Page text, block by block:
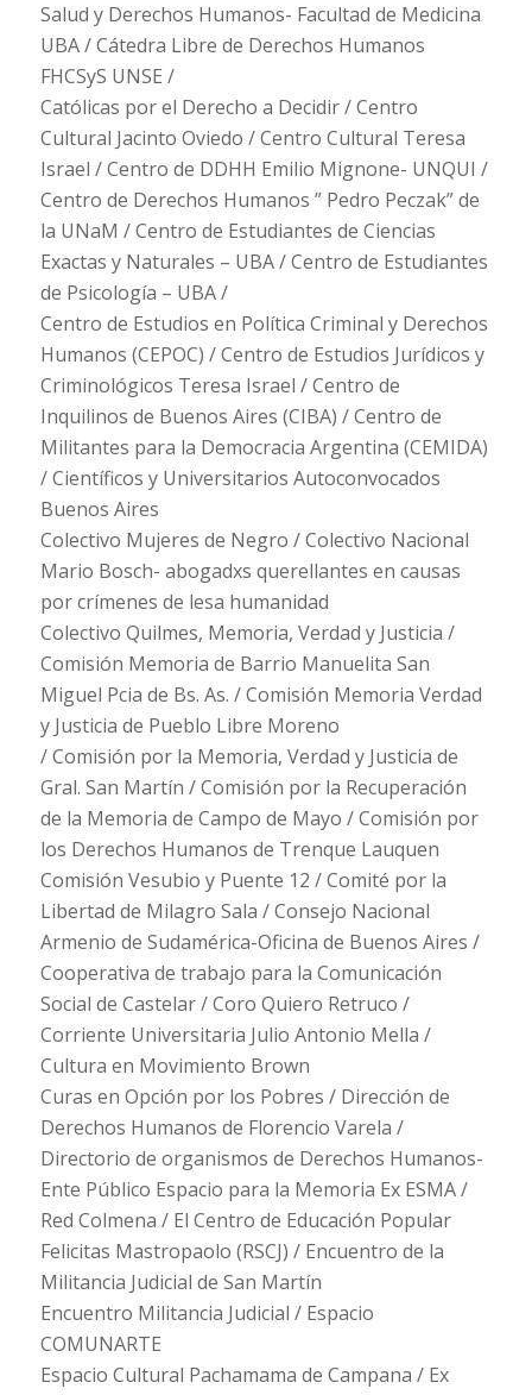
Salud y Derechos Humanos- Facultad de Medicina
UBA / Cátedra Libre de Derechos Humanos
FHCSyS UNSE /
Católicas por el Derecho a Decidir / Centro
Cultural Jacinto Oviedo / Centro Cultural Teresa
Israel / Centro de DDHH Emilio Mignone- UNQUI /
Centro de Derechos Humanos ” Pedro Peczak” de
la UNaM / Centro de Estudiantes de Ciencias
Exactas y Naturales – UBA / Centro de Estudiantes
de Psicología – UBA /
Centro de Estudios en Política Criminal y Derechos
Humanos (CEPOC) / Centro de Estudios Jurídicos y
Criminológicos Teresa Israel / Centro de
Inquilinos de Buenos Aires (CIBA) / Centro de
Militantes para la Democracia Argentina (CEMIDA)
/ Científicos y Universitarios Autoconvocados
Buenos Aires
Colectivo Mujeres de Negro / Colectivo Nacional
Mario Bosch- abogadxs querellantes en causas
por crímenes de lesa humanidad
Colectivo Quilmes, Memoria, Verdad y Justicia /
Comisión Memoria de Barrio Manuelita San
Miguel Pcia de Bs. As. / Comisión Memoria Verdad
y Justicia de Pueblo Libre Moreno
/ Comisión por la Memoria, Verdad y Justicia de
Gral. San Martín / Comisión por la Recuperación
de la Memoria de Campo de Mayo / Comisión por
los Derechos Humanos de Trenque Lauquen
Comisión Vesubio y Puente 12 / Comité por la
Libertad de Milagro Sala / Consejo Nacional
Armenio de Sudamérica-Oficina de Buenos Aires /
Cooperativa de trabajo para la Comunicación
Social de Castelar / Coro Quiero Retruco /
Corriente Universitaria Julio Antonio Mella /
Cultura en Movimiento Brown
Curas en Opción por los Pobres / Dirección de
Derechos Humanos de Florencio Varela /
Directorio de organismos de Derechos Humanos-
Ente Público Espacio para la Memoria Ex ESMA /
Red Colmena / El Centro de Educación Popular
Felicitas Mastropaolo (RSCJ) / Encuentro de la
Militancia Judicial de San Martín
Encuentro Militancia Judicial / Espacio
COMUNARTE
Espacio Cultural Pachamama de Campana / Ex